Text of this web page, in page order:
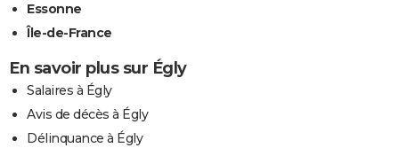
Essonne
Île-de-France
En savoir plus sur Égly
Salaires à Égly
Avis de décès à Égly
Délinquance à Égly